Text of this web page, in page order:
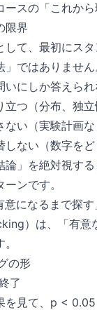
スの「これか
限界
して、最初にス
ではありません
にしか答えら
つ（分布、独立
ない（実験計画な
ない（数字をど
論」を絶対視す
ンです。
になるまで探す
）は、「有意
の形
了
を見て、p <